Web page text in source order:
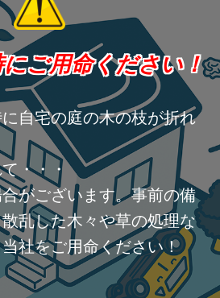
ご用命ください！
自宅の庭の木の枝が折れ
・・・
がございます。事前の備
乱した木々や草の処理な
社をご用命ください！